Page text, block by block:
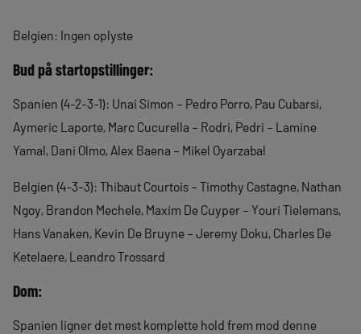
Belgien: Ingen oplyste
Bud på startopstillinger:
Spanien (4-2-3-1): Unai Simon – Pedro Porro, Pau Cubarsi,
Aymeric Laporte, Marc Cucurella – Rodri, Pedri – Lamine
Yamal, Dani Olmo, Alex Baena – Mikel Oyarzabal
Belgien (4-3-3): Thibaut Courtois – Timothy Castagne, Nathan
Ngoy, Brandon Mechele, Maxim De Cuyper – Youri Tielemans,
Hans Vanaken, Kevin De Bruyne – Jeremy Doku, Charles De
Ketelaere, Leandro Trossard
Dom:
Spanien ligner det mest komplette hold frem mod denne